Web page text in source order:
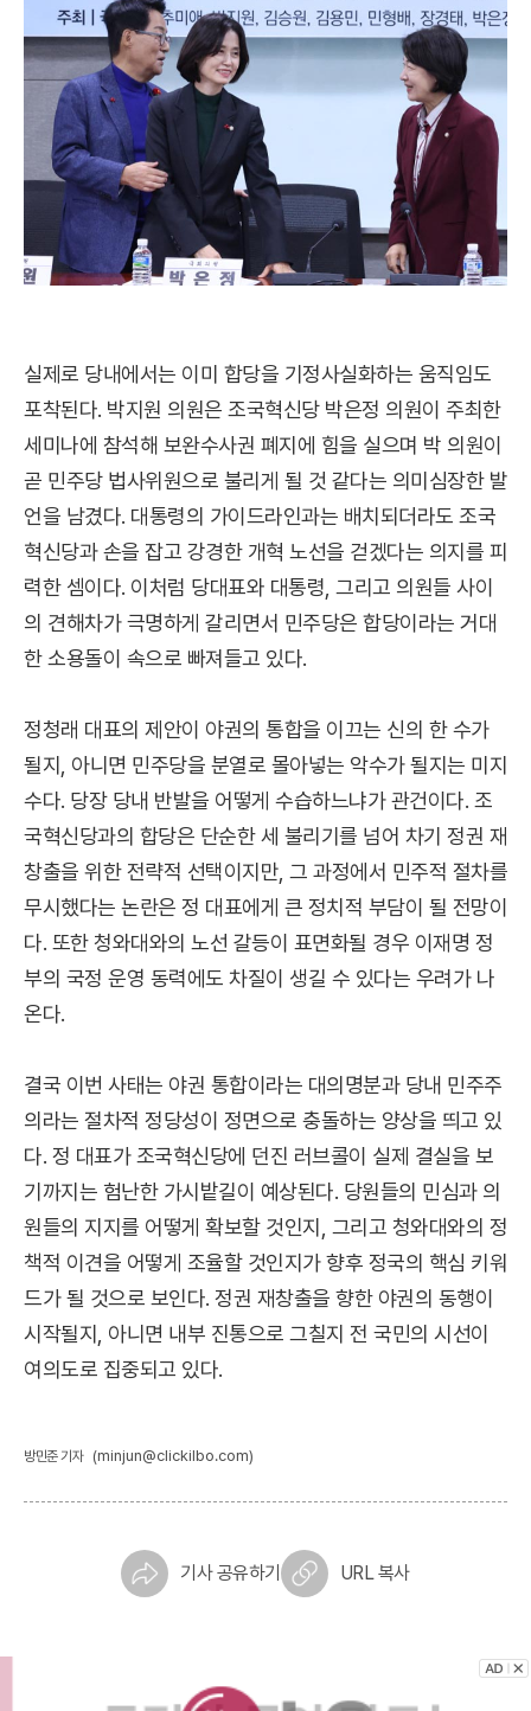
실제로 당내에서는 이미 합당을 기정사실화하는 움직임도
포착된다. 박지원 의원은 조국혁신당 박은정 의원이 주최한
세미나에 참석해 보완수사권 폐지에 힘을 실으며 박 의원이
곧 민주당 법사위원으로 불리게 될 것 같다는 의미심장한 발
언을 남겼다. 대통령의 가이드라인과는 배치되더라도 조국
혁신당과 손을 잡고 강경한 개혁 노선을 걷겠다는 의지를 피
력한 셈이다. 이처럼 당대표와 대통령, 그리고 의원들 사이
의 견해차가 극명하게 갈리면서 민주당은 합당이라는 거대
한 소용돌이 속으로 빠져들고 있다.
정청래 대표의 제안이 야권의 통합을 이끄는 신의 한 수가
될지, 아니면 민주당을 분열로 몰아넣는 악수가 될지는 미지
수다. 당장 당내 반발을 어떻게 수습하느냐가 관건이다. 조
국혁신당과의 합당은 단순한 세 불리기를 넘어 차기 정권 재
창출을 위한 전략적 선택이지만, 그 과정에서 민주적 절차를
무시했다는 논란은 정 대표에게 큰 정치적 부담이 될 전망이
다. 또한 청와대와의 노선 갈등이 표면화될 경우 이재명 정
부의 국정 운영 동력에도 차질이 생길 수 있다는 우려가 나
온다.
결국 이번 사태는 야권 통합이라는 대의명분과 당내 민주주
의라는 절차적 정당성이 정면으로 충돌하는 양상을 띄고 있
다. 정 대표가 조국혁신당에 던진 러브콜이 실제 결실을 보
기까지는 험난한 가시밭길이 예상된다. 당원들의 민심과 의
원들의 지지를 어떻게 확보할 것인지, 그리고 청와대와의 정
책적 이견을 어떻게 조율할 것인지가 향후 정국의 핵심 키워
드가 될 것으로 보인다. 정권 재창출을 향한 야권의 동행이
시작될지, 아니면 내부 진통으로 그칠지 전 국민의 시선이
여의도로 집중되고 있다.
방민준 기자 (minjun@clickilbo.com)
기사 공유하기 URL 복사